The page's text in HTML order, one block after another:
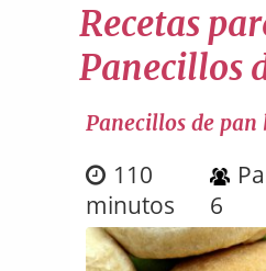
Recetas
Panecillos
Panecillos de pan
110
minutos
6